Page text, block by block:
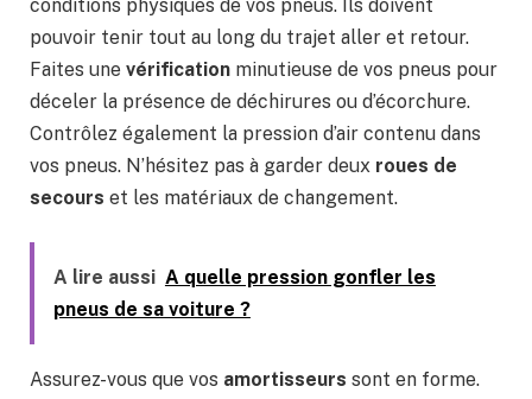
conditions physiques de vos pneus. Ils doivent
pouvoir tenir tout au long du trajet aller et retour.
Faites une vérification minutieuse de vos pneus pour
déceler la présence de déchirures ou d’écorchure.
Contrôlez également la pression d’air contenu dans
vos pneus. N’hésitez pas à garder deux roues de
secours et les matériaux de changement.
A lire aussi A quelle pression gonfler les
pneus de sa voiture ?
Assurez-vous que vos amortisseurs sont en forme.